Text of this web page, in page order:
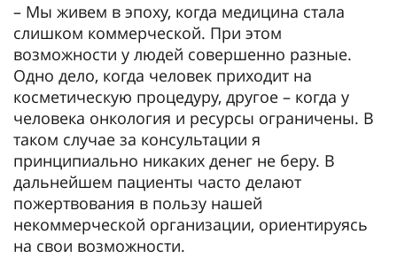
– Мы живем в эпоху, когда медицина стала
слишком коммерческой. При этом
возможности у людей совершенно разные.
Одно дело, когда человек приходит на
косметическую процедуру, другое – когда у
человека онкология и ресурсы ограничены. В
таком случае за консультации я
принципиально никаких денег не беру. В
дальнейшем пациенты часто делают
пожертвования в пользу нашей
некоммерческой организации, ориентируясь
на свои возможности.